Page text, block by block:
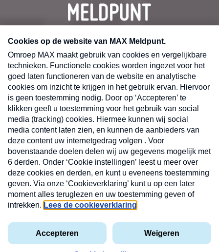
CONTACT
Volg ons op
MAX
Cookieverklaring
Kwetsbaarheid
X
Nieuwsbrief
Neem hier een gratis abonnement op de MAX
Consumenten nieuwsbrief. Elke maandag en
donderdag in uw mailbox.
e-
VOOR
privacyverklaring